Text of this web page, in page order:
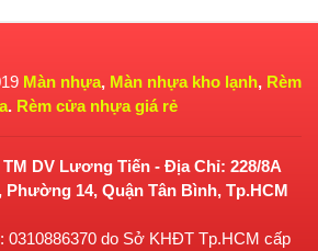
Màn nhựa, Màn nhựa kho lạnh, Rèm
. Rèm cửa nhựa giá rẻ
DV Lương Tiến - Địa Chỉ: 228/8A
14, Quận Tân Bình, Tp.HCM
0310886370 do Sở KHĐT Tp.HCM cấp